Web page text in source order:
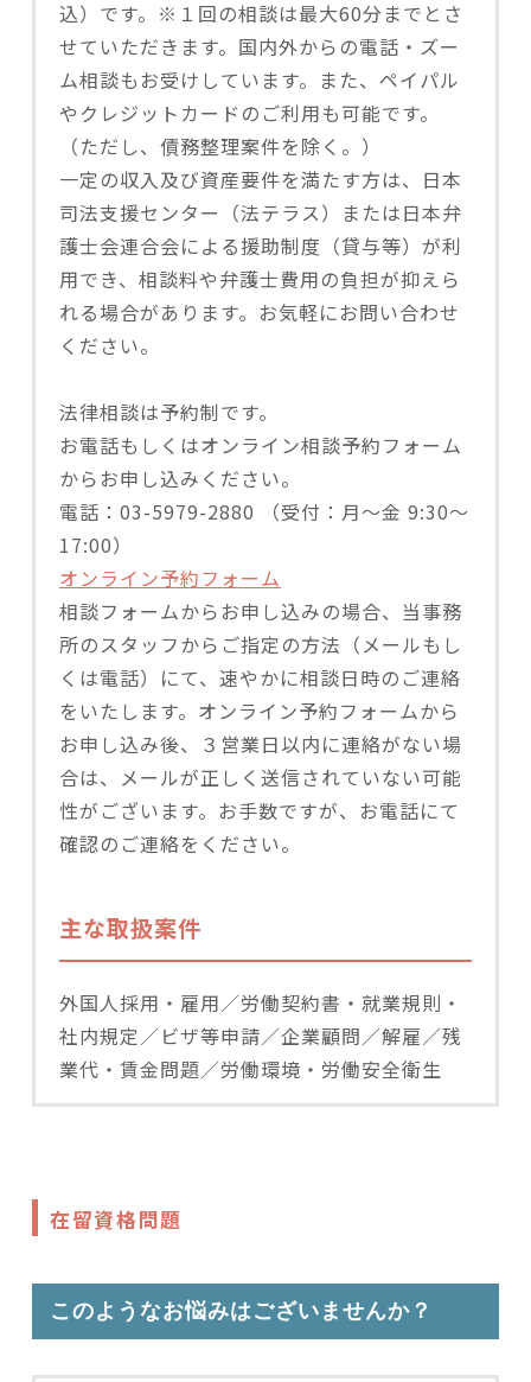
込）です。※１回の相談は最大60分までとさ
せていただきます。国内外からの電話・ズー
ム相談もお受けしています。また、ペイパル
やクレジットカードのご利用も可能です。
（ただし、債務整理案件を除く。）
一定の収入及び資産要件を満たす方は、日本
司法支援センター（法テラス）または日本弁
護士会連合会による援助制度（貸与等）が利
用でき、相談料や弁護士費用の負担が抑えら
れる場合があります。お気軽にお問い合わせ
ください。
法律相談は予約制です。
お電話もしくはオンライン相談予約フォーム
からお申し込みください。
電話：03-5979-2880 （受付：月〜金 9:30～
17:00）
オンライン予約フォーム
相談フォームからお申し込みの場合、当事務
所のスタッフからご指定の方法（メールもし
くは電話）にて、速やかに相談日時のご連絡
をいたします。オンライン予約フォームから
お申し込み後、３営業日以内に連絡がない場
合は、メールが正しく送信されていない可能
性がございます。お手数ですが、お電話にて
確認のご連絡をください。
主な取扱案件
外国人採用・雇用／労働契約書・就業規則・
社内規定／ビザ等申請／企業顧問／解雇／残
業代・賃金問題／労働環境・労働安全衛生
在留資格問題
このようなお悩みはございませんか？